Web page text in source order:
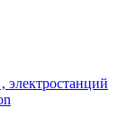
электростанций